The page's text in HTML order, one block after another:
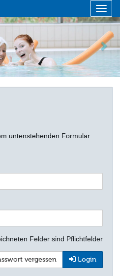
untenstehenden Formular
Felder sind Pflichtfelder
vergessen Login